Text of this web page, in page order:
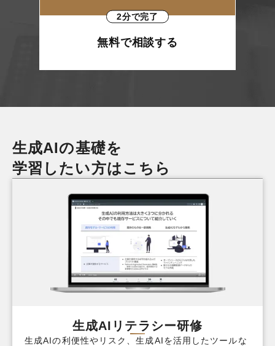
2分で完了
無料で相談する
生成AIの基礎を
学習したい方はこちら
生成AIリテラシー研修
生成AIの利便性やリスク、生成AIを活用したツールな